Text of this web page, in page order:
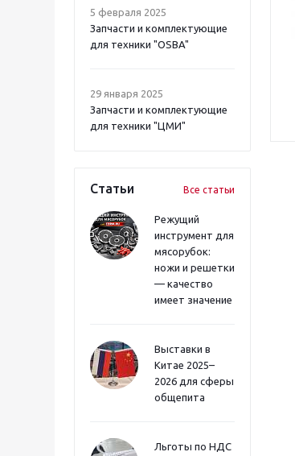
5 февраля 2025
Запчасти и комплектующие
для техники "OSBA"
29 января 2025
Запчасти и комплектующие
для техники "ЦМИ"
Статьи Все статьи
Режущий
инструмент для
мясорубок:
ножи и решетки
— качество
имеет значение
Выставки в
Китае 2025–
2026 для сферы
общепита
Льготы по НДС